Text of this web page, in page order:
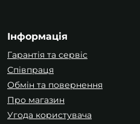
Інформація
Гарантія та сервіс
Співпраця
Обмін та повернення
Про магазин
Угода користувача